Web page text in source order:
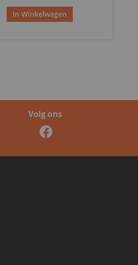
In Winkelwagen
Volg ons